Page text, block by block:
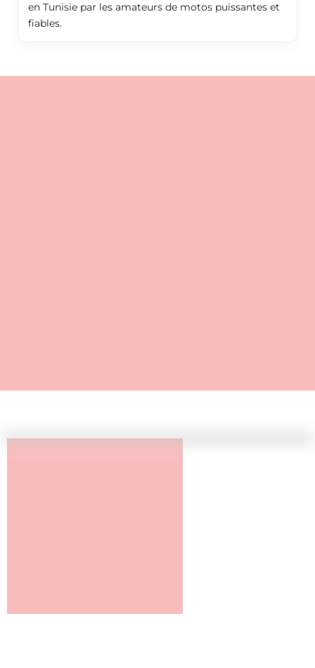
en Tunisie par les amateurs de motos puissantes et
fiables.